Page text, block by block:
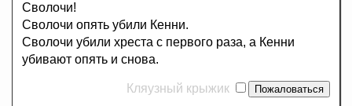
Сволочи!
Сволочи опять убили Кенни.
Сволочи убили хреста с первого раза, а Кенни
убивают опять и снова.
Кляузный крыжик